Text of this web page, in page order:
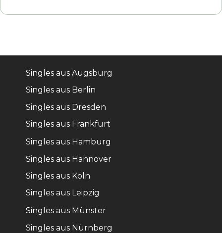
Singles aus Augsburg
Singles aus Berlin
Singles aus Dresden
Singles aus Frankfurt
Singles aus Hamburg
Singles aus Hannover
Singles aus Köln
Singles aus Leipzig
Singles aus Münster
Singles aus Nürnberg